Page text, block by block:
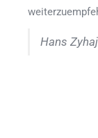
Hans